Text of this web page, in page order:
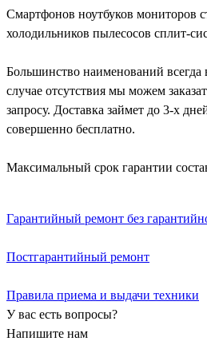
Смартфонов ноутбуков мониторов
холодильников пылесосов сплит-
Большинство наименований всегда
случае отсутствия мы можем
запросу. Доставка займет до 3-х
совершенно бесплатно.
Максимальный срок гарантии
Гарантийный ремонт без
Постгарантийный ремонт
Правила приема и выдачи техники
У вас есть вопросы?
Напишите нам